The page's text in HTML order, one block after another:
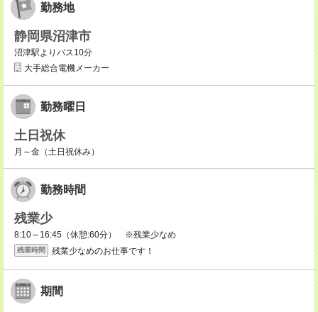
勤務地
静岡県沼津市
沼津駅よりバス10分
大手総合電機メーカー
勤務曜日
土日祝休
月～金（土日祝休み）
勤務時間
残業少
8:10～16:45（休憩:60分） ※残業少なめ
残業時間 残業少なめのお仕事です！
期間